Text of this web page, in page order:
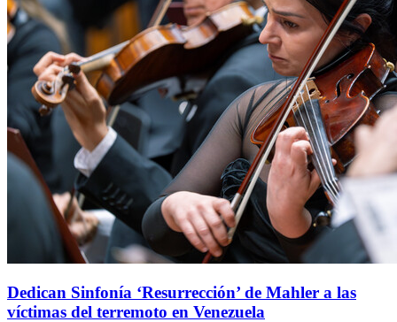
Dedican Sinfonía ‘Resurrección’ de Mahler a las
víctimas del terremoto en Venezuela